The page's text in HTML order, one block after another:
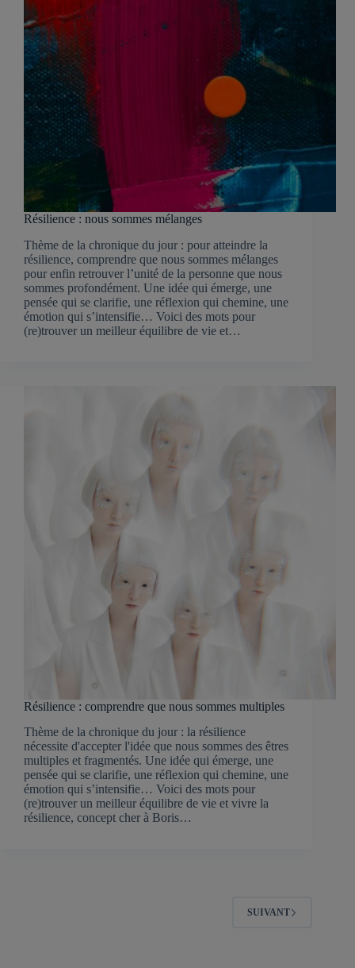
Résilience : nous sommes mélanges
Thème de la chronique du jour : pour atteindre la
résilience, comprendre que nous sommes mélanges
pour enfin retrouver l’unité de la personne que nous
sommes profondément. Une idée qui émerge, une
pensée qui se clarifie, une réflexion qui chemine, une
émotion qui s’intensifie… Voici des mots pour
(re)trouver un meilleur équilibre de vie et…
Résilience : comprendre que nous sommes multiples
Thème de la chronique du jour : la résilience
nécessite d'accepter l'idée que nous sommes des êtres
multiples et fragmentés. Une idée qui émerge, une
pensée qui se clarifie, une réflexion qui chemine, une
émotion qui s’intensifie… Voici des mots pour
(re)trouver un meilleur équilibre de vie et vivre la
résilience, concept cher à Boris…
SUIVANT